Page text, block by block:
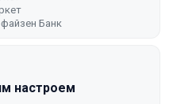
Банк
настроем